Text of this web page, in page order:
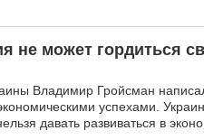
не может гордиться
Владимир Гройсман
успехами.
давать развиваться в